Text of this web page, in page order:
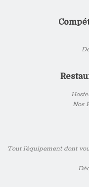
Nos
Tout l’équipement dont